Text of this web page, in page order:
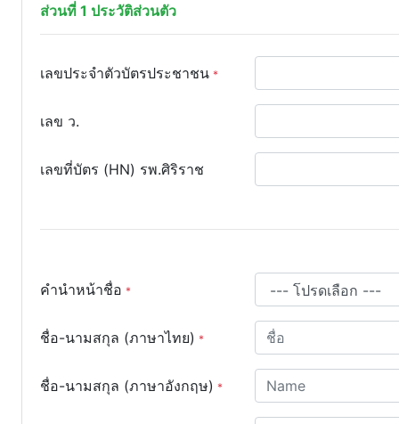
ส่วนที่ 1 ประวัติส่วนตัว
เลขประจำตัวบัตรประชาชน
เลข ว.
เลขที่บัตร (HN) รพ.ศิริราช
คำนำหน้าชื่อ
ชื่อ-นามสกุล (ภาษาไทย)
ชื่อ-นามสกุล (ภาษาอังกฤษ)